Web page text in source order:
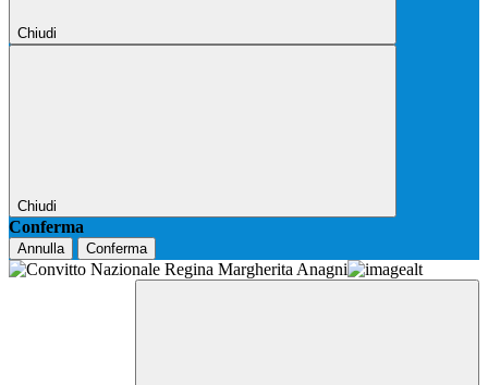
Chiudi
Chiudi
Conferma
Annulla Conferma